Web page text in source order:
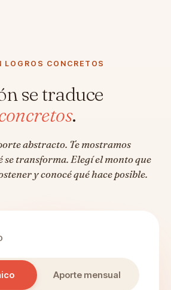
LOGROS CONCRETOS
se traduce
.
abstracto. Te mostramos
se transforma. Elegí el monto que
y conocé qué hace posible.
Aporte mensual